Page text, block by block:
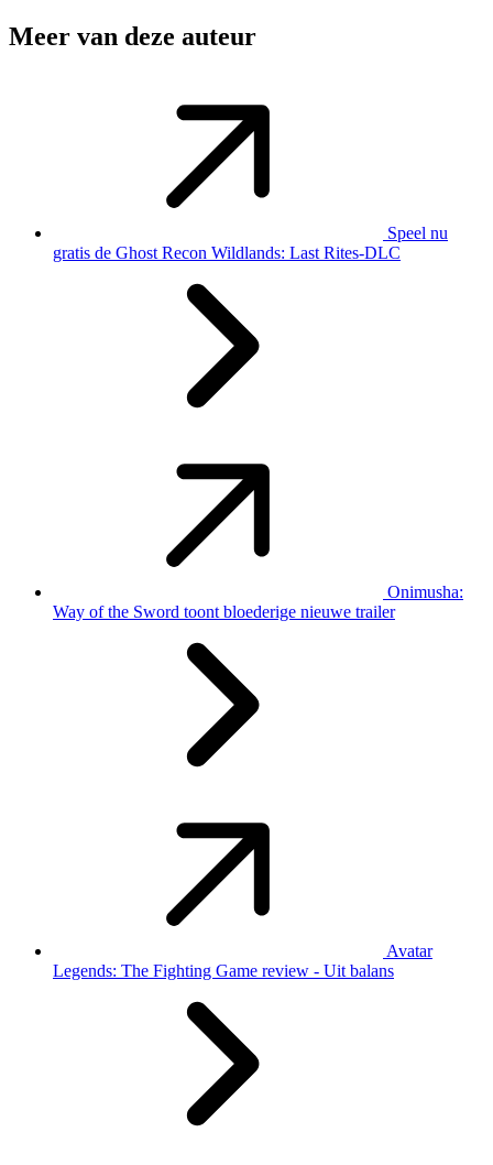
Meer van deze auteur
Speel nu
gratis de Ghost Recon Wildlands: Last Rites-DLC
Onimusha:
Way of the Sword toont bloederige nieuwe trailer
Avatar
Legends: The Fighting Game review - Uit balans